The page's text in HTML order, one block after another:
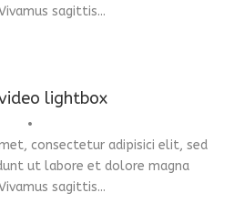
sagittis...
Identity, Website
lightbox
•
consectetur adipisici elit, sed
ut labore et dolore magna
sagittis...